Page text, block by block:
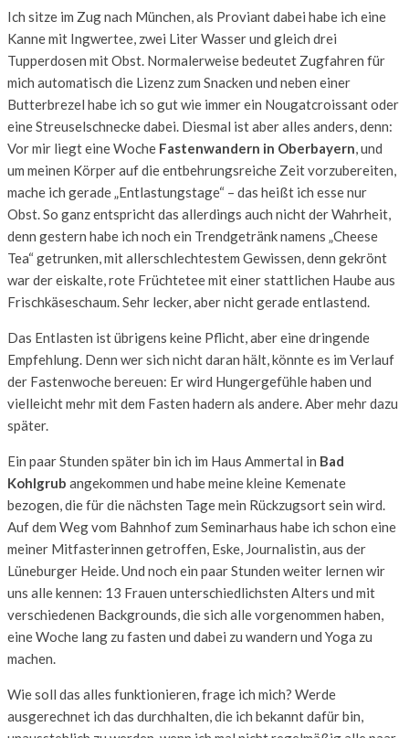
Ich sitze im Zug nach München, als Proviant dabei habe ich eine
Kanne mit Ingwertee, zwei Liter Wasser und gleich drei
Tupperdosen mit Obst. Normalerweise bedeutet Zugfahren für
mich automatisch die Lizenz zum Snacken und neben einer
Butterbrezel habe ich so gut wie immer ein Nougatcroissant oder
eine Streuselschnecke dabei. Diesmal ist aber alles anders, denn:
Vor mir liegt eine Woche Fastenwandern in Oberbayern , und
um meinen Körper auf die entbehrungsreiche Zeit vorzubereiten,
mache ich gerade „Entlastungstage“ – das heißt ich esse nur
Obst. So ganz entspricht das allerdings auch nicht der Wahrheit,
denn gestern habe ich noch ein Trendgetränk namens „Cheese
Tea“ getrunken, mit allerschlechtestem Gewissen, denn gekrönt
war der eiskalte, rote Früchtetee mit einer stattlichen Haube aus
Frischkäseschaum. Sehr lecker, aber nicht gerade entlastend.
Das Entlasten ist übrigens keine Pflicht, aber eine dringende
Empfehlung. Denn wer sich nicht daran hält, könnte es im Verlauf
der Fastenwoche bereuen: Er wird Hungergefühle haben und
vielleicht mehr mit dem Fasten hadern als andere. Aber mehr dazu
später.
Ein paar Stunden später bin ich im Haus Ammertal in Bad
Kohlgrub angekommen und habe meine kleine Kemenate
bezogen, die für die nächsten Tage mein Rückzugsort sein wird.
Auf dem Weg vom Bahnhof zum Seminarhaus habe ich schon eine
meiner Mitfasterinnen getroffen, Eske, Journalistin, aus der
Lüneburger Heide. Und noch ein paar Stunden weiter lernen wir
uns alle kennen: 13 Frauen unterschiedlichsten Alters und mit
verschiedenen Backgrounds, die sich alle vorgenommen haben,
eine Woche lang zu fasten und dabei zu wandern und Yoga zu
machen.
Wie soll das alles funktionieren, frage ich mich? Werde
ausgerechnet ich das durchhalten, die ich bekannt dafür bin,